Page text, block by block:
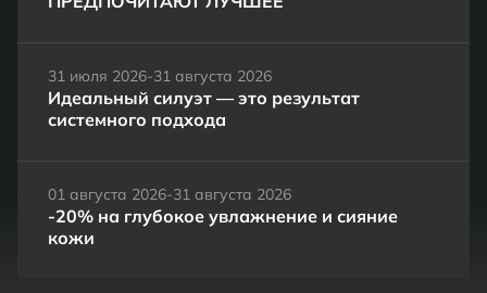
31 июля 2026-31 августа 2026
Идеальный силуэт — это результат
системного подхода
01 августа 2026-31 августа 2026
-20% на глубокое увлажнение и сияние
кожи